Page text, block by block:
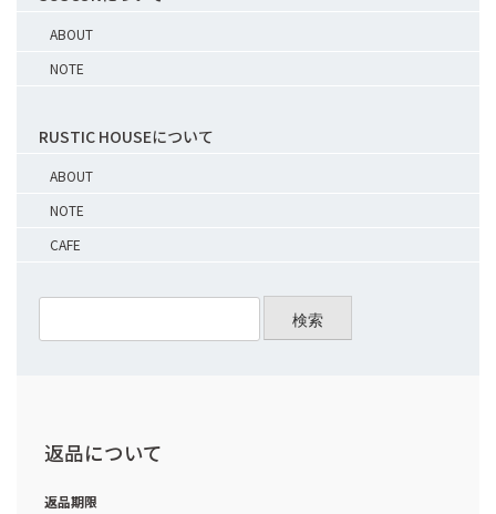
ABOUT
NOTE
RUSTIC HOUSEについて
ABOUT
NOTE
CAFE
検索
返品について
返品期限